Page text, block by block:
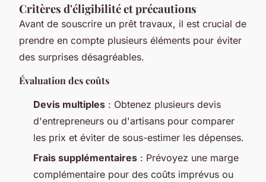
Critères d'éligibilité et précautions
Avant de souscrire un prêt travaux, il est crucial de
prendre en compte plusieurs éléments pour éviter
des surprises désagréables.
Évaluation des coûts
Devis multiples : Obtenez plusieurs devis
d'entrepreneurs ou d'artisans pour comparer
les prix et éviter de sous-estimer les dépenses.
Frais supplémentaires : Prévoyez une marge
complémentaire pour des coûts imprévus ou